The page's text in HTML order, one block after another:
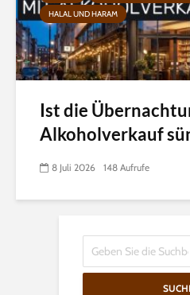
HALAL UND HARAM
Ist die
Alkoholverkauf
8 Juli 2026 148 Aufrufe